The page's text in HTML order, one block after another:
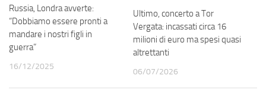
Russia, Londra avverte:
“Dobbiamo essere pronti a
mandare i nostri figli in
guerra”
16/12/2025
Ultimo, concerto a Tor
Vergata: incassati circa 16
milioni di euro ma spesi quasi
altrettanti
06/07/2026